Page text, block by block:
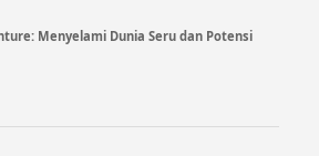
Menyelami Dunia Seru dan Potensi